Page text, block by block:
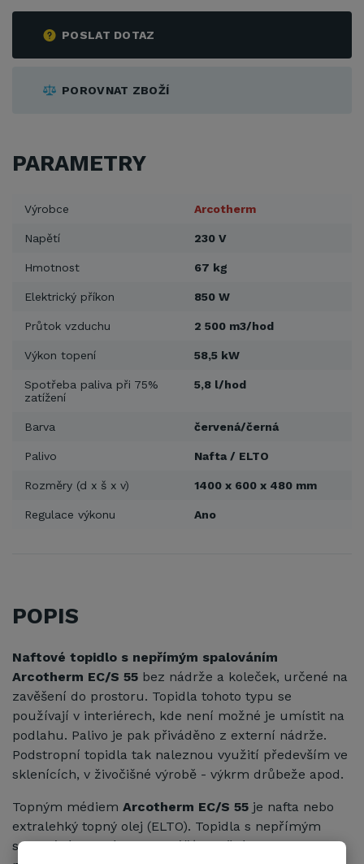
POSLAT DOTAZ
POROVNAT ZBOŽÍ
PARAMETRY
Výrobce Arcotherm
Napětí 230 V
Hmotnost 67 kg
Elektrický příkon 850 W
Průtok vzduchu 2 500 m3/hod
Výkon topení 58,5 kW
Spotřeba paliva při 75%
zatížení
5,8 l/hod
Barva červená/černá
Palivo Nafta / ELTO
Rozměry (d x š x v) 1400 x 600 x 480 mm
Regulace výkonu Ano
POPIS
Naftové topidlo s nepřímým spalováním
Arcotherm EC/S 55 bez nádrže a koleček, určené na
zavěšení do prostoru. Topidla tohoto typu se
používají v interiérech, kde není možné je umístit na
podlahu. Palivo je pak přiváděno z externí nádrže.
Podstropní topidla tak naleznou využití především ve
sklenících, v živočišné výrobě - výkrm drůbeže apod.
Topným médiem Arcotherm EC/S 55 je nafta nebo
extralehký topný olej (ELTO). Topidla s nepřímým
spalováním mají dvojitý plášť výměníku, diky tomu